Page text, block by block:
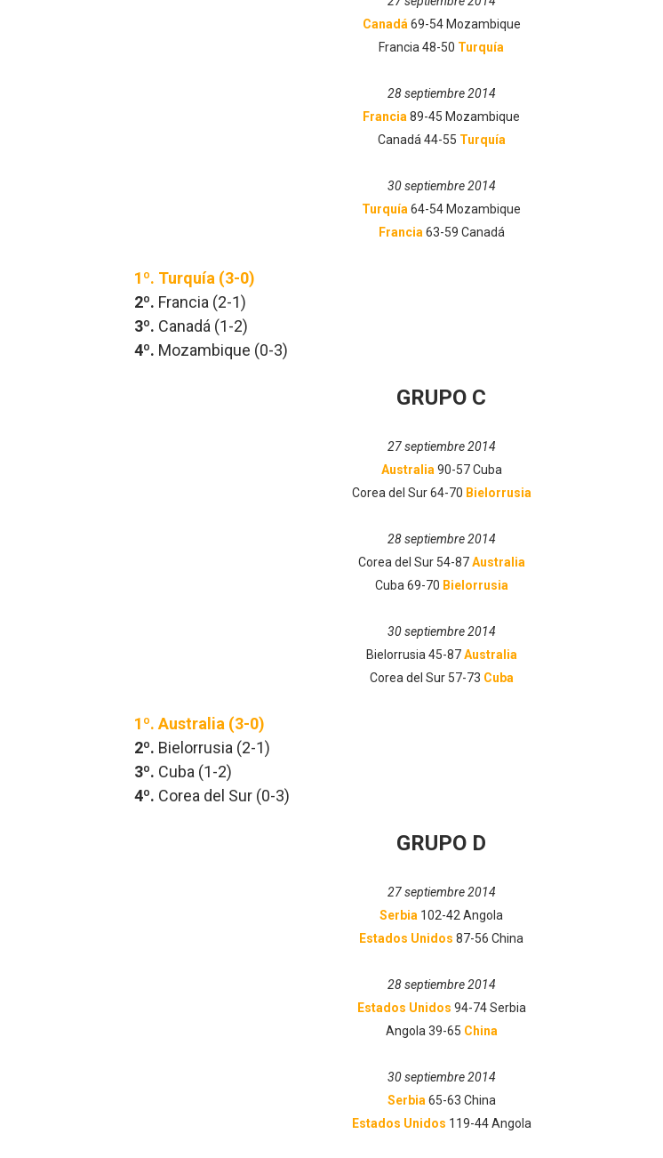
Canadá 69-54 Mozambique
Francia 48-50 Turquía
28 septiembre 2014
Francia89-45 Mozambique
Canadá 44-55 Turquía
30 septiembre 2014
Turquía64-54 Mozambique
Francia 63-59 Canadá
1º. Turquía (3-0)
2º. Francia (2-1)
3º. Canadá (1-2)
4º. Mozambique (0-3)
GRUPO C
27 septiembre 2014
Australia 90-57 Cuba
Corea del Sur 64-70 Bielorrusia
28 septiembre 2014
Corea del Sur 54-87Australia
Cuba 69-70 Bielorrusia
30 septiembre 2014
Bielorrusia 45-87Australia
Corea del Sur 57-73 Cuba
1º. Australia (3-0)
2º. Bielorrusia (2-1)
3º. Cuba (1-2)
4º. Corea del Sur (0-3)
GRUPO D
27 septiembre 2014
Serbia 102-42 Angola
Estados Unidos 87-56 China
28 septiembre 2014
Estados Unidos 94-74 Serbia
Angola 39-65 China
30 septiembre 2014
Serbia 65-63 China
Estados Unidos 119-44 Angola